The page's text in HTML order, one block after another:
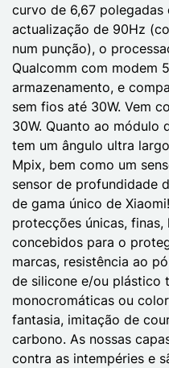
curvo de 6,67 polegadas
actualização de 90Hz
num punção), o
Qualcomm com modem
armazenamento, e
sem fios até 30W. Vem
30W. Quanto ao módulo
tem um ângulo ultra
Mpix, bem como um
sensor de profundidade
de gama único de
protecções únicas, finas,
concebidos para o
marcas, resistência ao
de silicone e/ou plástico
monocromáticas ou
fantasia, imitação de
carbono. As nossas
contra as intempéries e